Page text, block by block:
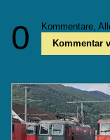
0 Kommentare,
Kommentar